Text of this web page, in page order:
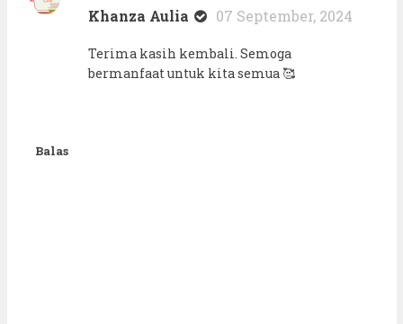
Khanza Aulia 07 September, 2024
Terima kasih kembali. Semoga
bermanfaat untuk kita semua 🥰
Balas